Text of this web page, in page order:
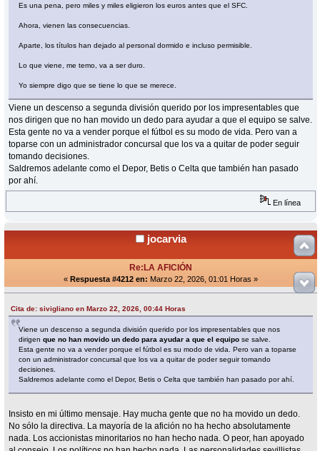
Es una pena, pero miles y miles eligieron los euros antes que el SFC.
Ahora, vienen las consecuencias.
Aparte, los títulos han dejado al personal dormido e incluso permisible.
Lo que viene, me temo, va a ser duro.
Yo siempre digo que se tiene lo que se merece.
Viene un descenso a segunda división querido por los impresentables que
nos dirigen que no han movido un dedo para ayudar a que el equipo se salve.
Esta gente no va a vender porque el fútbol es su modo de vida. Pero van a
toparse con un administrador concursal que los va a quitar de poder seguir
tomando decisiones.
Saldremos adelante como el Depor, Betis o Celta que también han pasado
por ahí.
En línea
jocarvia
Re:LA AFICIÓN
« Respuesta #4212 en: Marzo 22, 2026, 01:01 Horas »
Cita de: sivigliano en Marzo 22, 2026, 00:44 Horas
Viene un descenso a segunda división querido por los impresentables que nos
dirigenque no han movido un dedo para ayudar a que el equipo se salve.
Esta gente no va a vender porque el fútbol es su modo de vida. Pero van a toparse
con un administrador concursal que los va a quitar de poder seguir tomando
decisiones.
Saldremos adelante como el Depor, Betis o Celta que también han pasado por ahí.
Insisto en mi último mensaje. Hay mucha gente que no ha movido un dedo.
No sólo la directiva. La mayoría de la afición no ha hecho absolutamente
nada. Los accionistas minoritarios no han hecho nada. O peor, han apoyado